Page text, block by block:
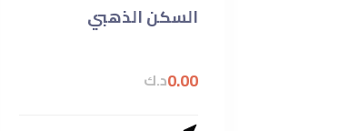
السكن الذهبي
0.00د.ك